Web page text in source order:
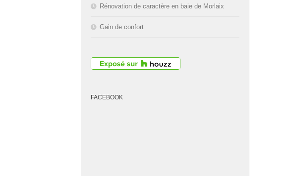
Rénovation de caractère en baie de Morlaix
Gain de confort
FACEBOOK